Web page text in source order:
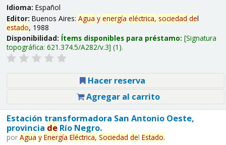
Idioma: Español
Editor: Buenos Aires: Agua y energía eléctrica, sociedad del
estado, 1988
Disponibilidad: Ítems disponibles para préstamo: Signatura
topográfica: 621.374.5/A282/v.3 (1).
Hacer reserva
Agregar al carrito
Estación transformadora San Antonio Oeste,
provincia deRío Negro.
por Agua y Energía Eléctrica, Sociedad del Estado.